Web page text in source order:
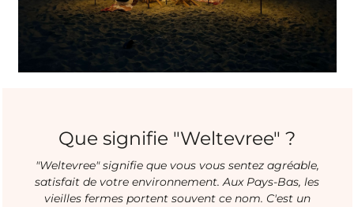
Que signifie "Weltevree" ?
"Weltevree" signifie que vous vous sentez agréable,
satisfait de votre environnement. Aux Pays-Bas, les
vieilles fermes portent souvent ce nom. C'est un